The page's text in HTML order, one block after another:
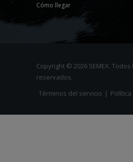
Cómo llegar
Copyright © 2026 SEMEX.
reservados.
Términos del servicio |